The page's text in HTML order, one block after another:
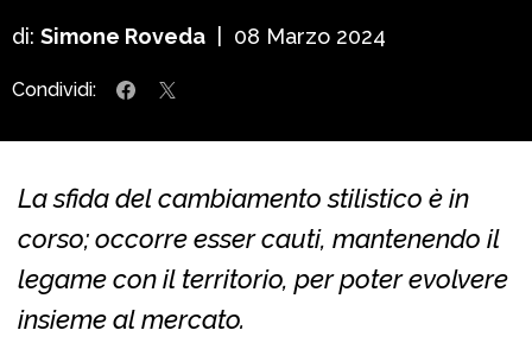
di: Simone Roveda 08 Marzo 2024
Condividi:
La sfida del cambiamento stilistico è in
corso; occorre esser cauti, mantenendo il
legame con il territorio, per poter evolvere
insieme al mercato.